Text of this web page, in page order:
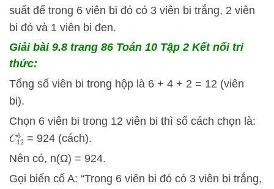
suất để trong 6 viên bi đó có 3 viên bi trắng, 2 viên
bi đỏ và 1 viên bi đen.
Giải bài 9.8 trang 86 Toán 10 Tập 2 Kết nối tri
thức:
Tổng số viên bi trong hộp là 6 + 4 + 2 = 12 (viên
bi).
Chọn 6 viên bi trong 12 viên bi thì số cách chọn là:
= 924 (cách).
Nên có, n(Ω) = 924.
Gọi biến cố A: “Trong 6 viên bi đó có 3 viên bi trắng,